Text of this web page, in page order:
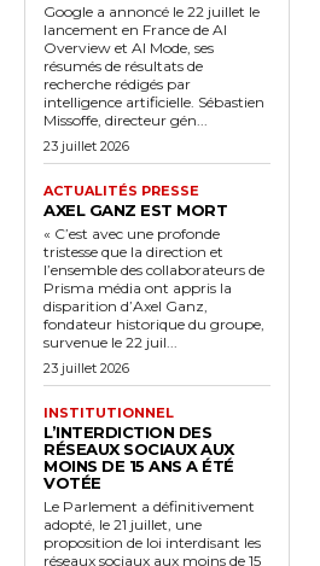
Google a annoncé le 22 juillet le
lancement en France de AI
Overview et AI Mode, ses
résumés de résultats de
recherche rédigés par
intelligence artificielle. Sébastien
Missoffe, directeur gén...
23 juillet 2026
ACTUALITÉS PRESSE
AXEL GANZ EST MORT
« C’est avec une profonde
tristesse que la direction et
l’ensemble des collaborateurs de
Prisma média ont appris la
disparition d’Axel Ganz,
fondateur historique du groupe,
survenue le 22 juil...
23 juillet 2026
INSTITUTIONNEL
L’INTERDICTION DES
RÉSEAUX SOCIAUX AUX
MOINS DE 15 ANS A ÉTÉ
VOTÉE
Le Parlement a définitivement
adopté, le 21 juillet, une
proposition de loi interdisant les
réseaux sociaux aux moins de 15